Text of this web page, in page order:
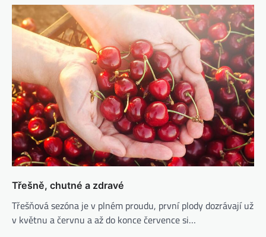
Třešně, chutné a zdravé
Třešňová sezóna je v plném proudu, první plody dozrávají už
v květnu a červnu a až do konce července si…